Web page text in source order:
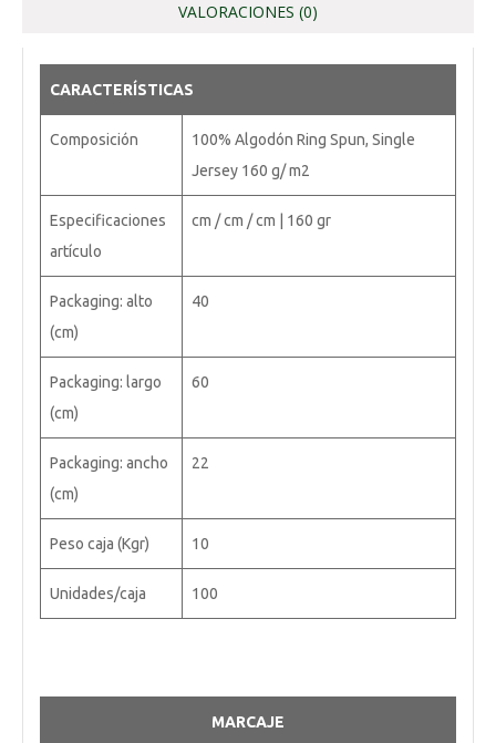
VALORACIONES (0)
CARACTERÍSTICAS
Composición
100% Algodón Ring Spun, Single
Jersey 160 g/ m2
Especificaciones
artículo
cm / cm / cm | 160 gr
Packaging: alto
(cm)
40
Packaging: largo
(cm)
60
Packaging: ancho
(cm)
22
Peso caja (Kgr) 10
Unidades/caja 100
MARCAJE